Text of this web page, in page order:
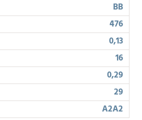
BB
476
0,13
16
0,29
29
A2A2